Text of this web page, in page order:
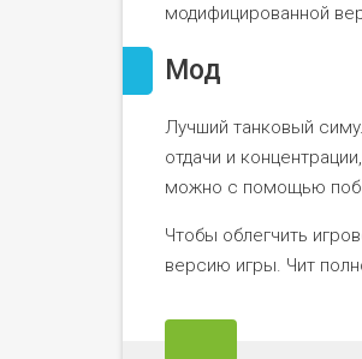
модифицированной
Мод
Лучший танковый
отдачи и
можно с помощью
Чтобы облегчить
версию игры. Чит